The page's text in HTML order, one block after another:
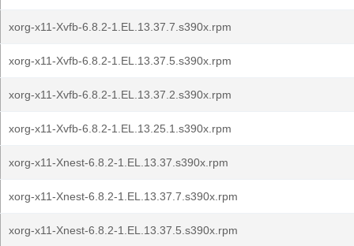
xorg-x11-Xvfb-6.8.2-1.EL.13.37.7.s390x.rpm
xorg-x11-Xvfb-6.8.2-1.EL.13.37.5.s390x.rpm
xorg-x11-Xvfb-6.8.2-1.EL.13.37.2.s390x.rpm
xorg-x11-Xvfb-6.8.2-1.EL.13.25.1.s390x.rpm
xorg-x11-Xnest-6.8.2-1.EL.13.37.s390x.rpm
xorg-x11-Xnest-6.8.2-1.EL.13.37.7.s390x.rpm
xorg-x11-Xnest-6.8.2-1.EL.13.37.5.s390x.rpm